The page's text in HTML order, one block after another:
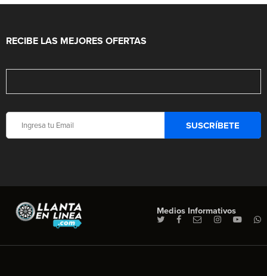
RECIBE LAS MEJORES OFERTAS
Medios Informativos